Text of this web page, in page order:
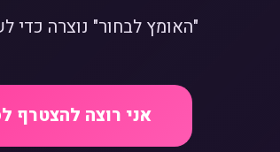
"האומץ לבחור" נוצרה כדי
אני רוצה להצטרף